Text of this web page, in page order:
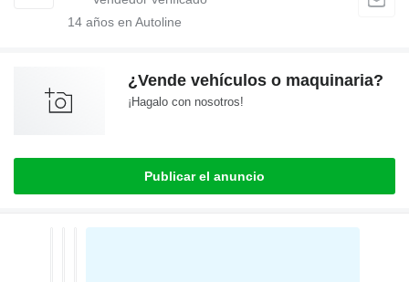
14 años en Autoline
¿Vende vehículos o maquinaria?
¡Hagalo con nosotros!
Publicar el anuncio